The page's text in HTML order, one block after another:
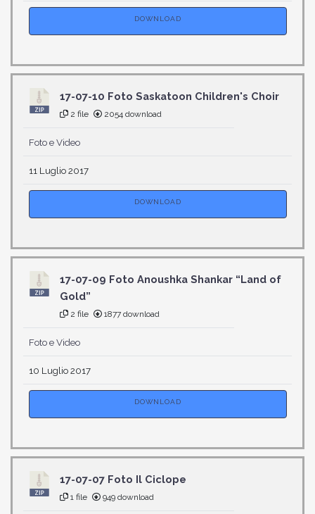
DOWNLOAD
17-07-10 Foto Saskatoon Children's Choir
2 file 2054 download
Foto e Video
11 Luglio 2017
DOWNLOAD
17-07-09 Foto Anoushka Shankar “Land of
Gold”
2 file 1877 download
Foto e Video
10 Luglio 2017
DOWNLOAD
17-07-07 Foto Il Ciclope
1 file 949 download